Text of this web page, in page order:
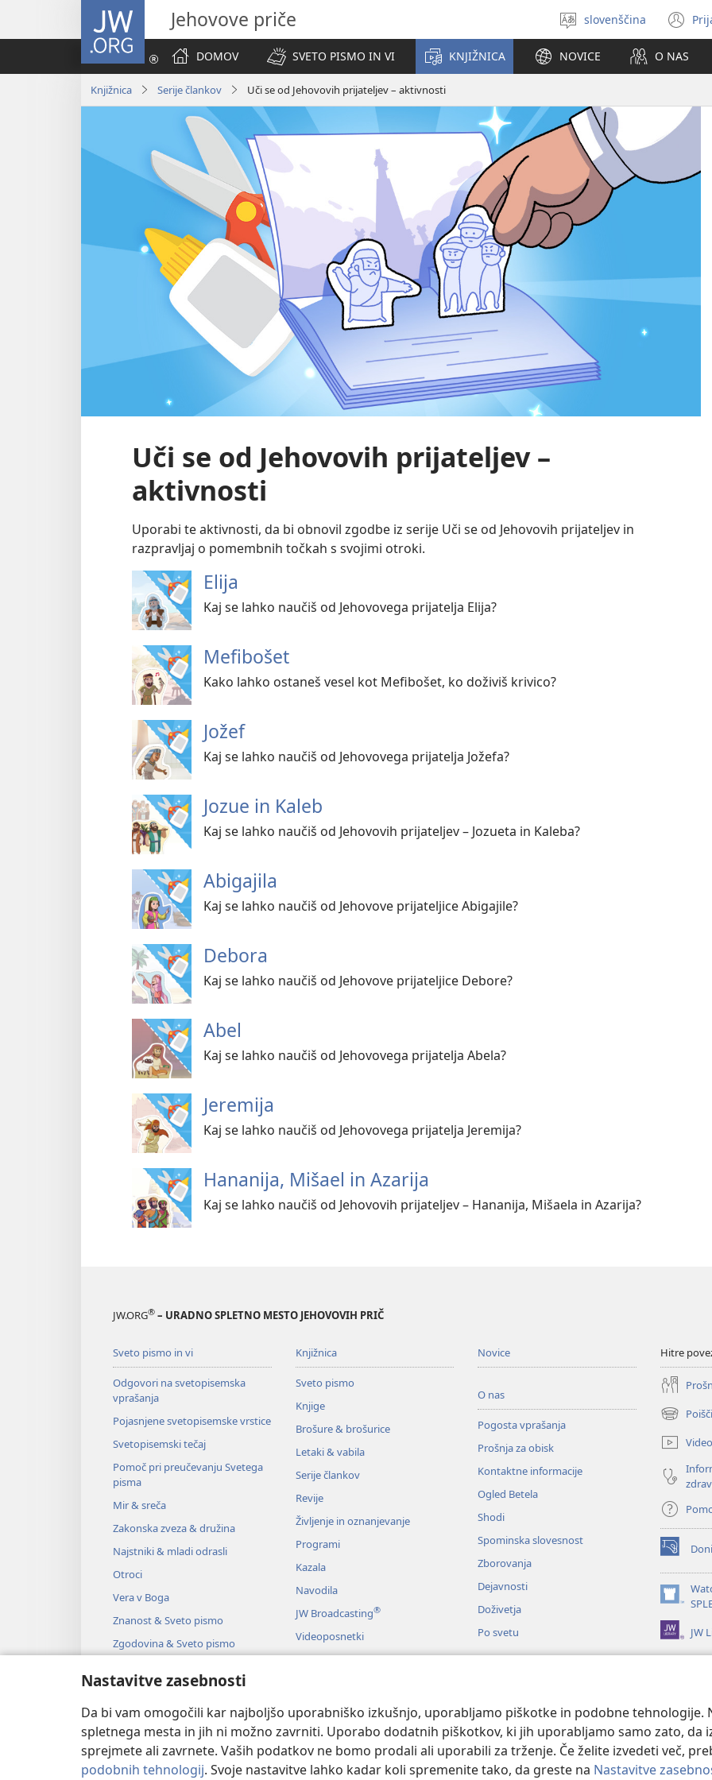
Nastavitve zasebnosti
Da bi vam omogočili kar najboljšo uporabniško izkušnjo, uporabljamo piškotke in podobne tehnologije.
spletnega mesta in jih ni možno zavrniti. Uporabo dodatnih piškotkov, ki jih uporabljamo samo zato, da
sprejmete ali zavrnete. Vaših podatkov ne bomo prodali ali uporabili za trženje. Če želite izvedeti več,
podobnih tehnologij. Svoje nastavitve lahko kadar koli spremenite tako, da greste na Nastavitve
JW.ORG Jehovove priče
Izberite
jezik
slovenščina
DOMOV
SVETO PISMO IN VI KNJIŽNICA NOVICE O NAS
Knjižnica Serije člankov Uči se od Jehovovih prijateljev – aktivnosti
Uči se od Jehovovih prijateljev –
aktivnosti
Uporabi te aktivnosti, da bi obnovil zgodbe iz serije Uči se od Jehovovih prijateljev in
razpravljaj o pomembnih točkah s svojimi otroki.
Elija
Kaj se lahko naučiš od Jehovovega prijatelja Elija?
Mefibošet
Kako lahko ostaneš vesel kot Mefibošet, ko doživiš krivico?
Jožef
Kaj se lahko naučiš od Jehovovega prijatelja Jožefa?
Jozue in Kaleb
Kaj se lahko naučiš od Jehovovih prijateljev – Jozueta in Kaleba?
Abigajila
Kaj se lahko naučiš od Jehovove prijateljice Abigajile?
Debora
Kaj se lahko naučiš od Jehovove prijateljice Debore?
Abel
Kaj se lahko naučiš od Jehovovega prijatelja Abela?
Jeremija
Kaj se lahko naučiš od Jehovovega prijatelja Jeremija?
Hananija, Mišael in Azarija
Kaj se lahko naučiš od Jehovovih prijateljev – Hananija, Mišaela in Azarija?
JW.ORG® – URADNO SPLETNO MESTO JEHOVOVIH PRIČ
Sveto pismo in vi
Odgovori na svetopisemska
vprašanja
Pojasnjene svetopisemske vrstice
Svetopisemski tečaj
Pomoč pri preučevanju Svetega
pisma
Mir & sreča
Zakonska zveza & družina
Najstniki & mladi odrasli
Otroci
Vera v Boga
Znanost & Sveto pismo
Zgodovina & Sveto pismo
Knjižnica
Sveto pismo
Knjige
Brošure & brošurice
Letaki & vabila
Serije člankov
Revije
Življenje in oznanjevanje
Programi
Kazala
Navodila
JW Broadcasting®
Videoposnetki
Glasba
Dramsko branje Svetega pisma
Novice
O nas
Pogosta vprašanja
Prošnja za obisk
Kontaktne informacije
Ogled Betela
Shodi
Spominska slovesnost
Zborovanja
Dejavnosti
Doživetja
Po svetu
Hitre
(odpre
novo
okno)
(odpre
novo
okno)
(odpre
novo
okno) JW